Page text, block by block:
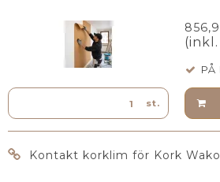
PÅ
st.
Kontakt korklim för Kork